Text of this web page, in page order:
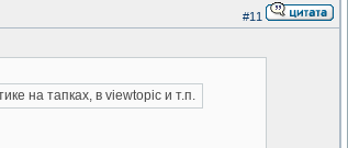
#11
на тапках, в viewtopic и т.п.